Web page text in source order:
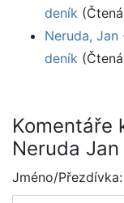
deník
Neruda,
deník
Komentáře
Neruda
Jméno/Přezdívka: